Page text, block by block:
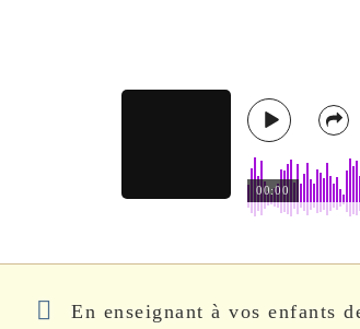
00:00
En enseignant à vos enfants